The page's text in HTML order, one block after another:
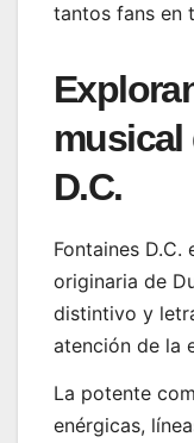
tantos fans en
musical
D.C.
Fontaines
originaria de
distintivo y
atención de la
La potente
enérgicas,